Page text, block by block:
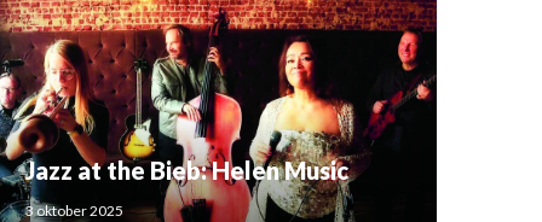
Jazz at the Bieb: Helen Music
3 oktober 2025